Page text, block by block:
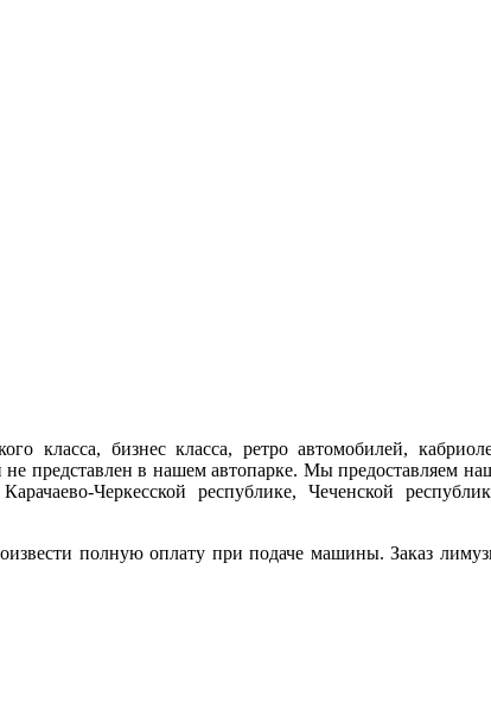
класса, бизнес класса, ретро автомобилей,
не представлен в нашем автопарке. Мы
Черкесской республике, Чеченской
полную оплату при подаче машины. Заказ